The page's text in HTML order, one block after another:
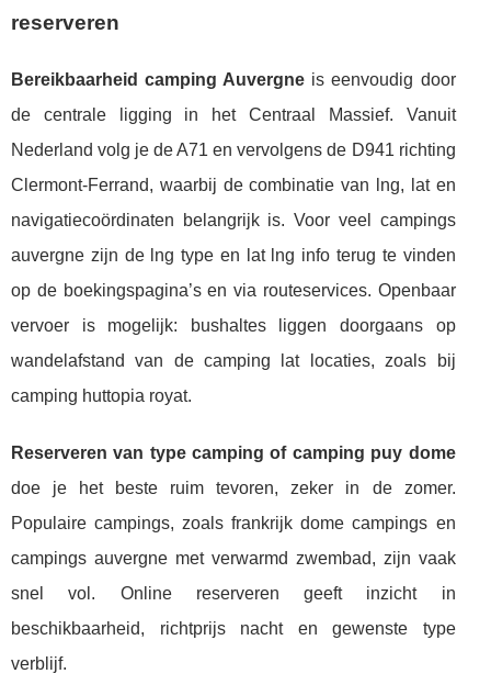
reserveren
Bereikbaarheid camping Auvergne is eenvoudig door
de centrale ligging in het Centraal Massief. Vanuit
Nederland volg je de A71 en vervolgens de D941 richting
Clermont-Ferrand, waarbij de combinatie van lng, lat en
navigatiecoördinaten belangrijk is. Voor veel campings
auvergne zijn de lng type en lat lng info terug te vinden
op de boekingspagina’s en via routeservices. Openbaar
vervoer is mogelijk: bushaltes liggen doorgaans op
wandelafstand van de camping lat locaties, zoals bij
camping huttopia royat.
Reserveren van type camping of camping puy dome
doe je het beste ruim tevoren, zeker in de zomer.
Populaire campings, zoals frankrijk dome campings en
campings auvergne met verwarmd zwembad, zijn vaak
snel vol. Online reserveren geeft inzicht in
beschikbaarheid, richtprijs nacht en gewenste type
verblijf.